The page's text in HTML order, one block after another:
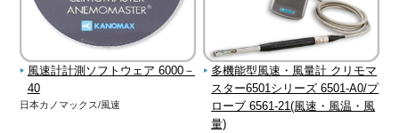
風速計計測ソフトウェア 6000－
40
日本カノマックス/風速
多機能型風速・風量計 クリモマ
スター6501シリーズ 6501-A0/プ
ローブ 6561-21(風速・風温・風
量)